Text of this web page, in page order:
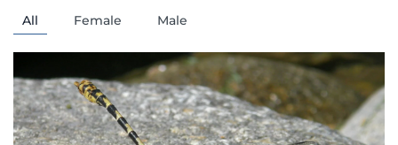
All Female Male